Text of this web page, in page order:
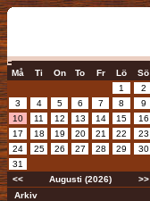
Må Ti On To Fr Lö
Sö
1
2
3
4 5 6 7 8
9
10
11 12 13 14 15
16
17
18 19 20 21 22
23
24
25 26 27 28 29
30
31
<<
Augusti (2026)
>>
Arkiv